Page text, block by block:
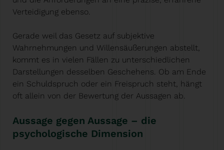
Verteidigung ebenso.
Gerade weil das Gesetz auf subjektive
Wahrnehmungen und Willensäußerungen abstellt,
kommt es in vielen Fällen zu unterschiedlichen
Darstellungen desselben Geschehens. Ob am Ende
ein Schuldspruch oder ein Freispruch steht, hängt
oft allein von der Bewertung der Aussagen ab.
Aussage gegen Aussage – die
psychologische Dimension